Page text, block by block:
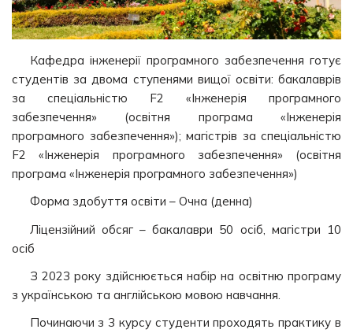
Кафедра інженерії програмного забезпечення готує
студентів за двома ступенями вищої освіти: бакалаврів
за спеціальністю F2 «Інженерія програмного
забезпечення» (освітня програма «Інженерія
програмного забезпечення»); магістрів за спеціальністю
F2 «Інженерія програмного забезпечення» (освітня
програма «Інженерія програмного забезпечення»)
Форма здобуття освіти – Очна (денна)
Ліцензійний обсяг – бакалаври 50 осіб, магістри 10
осіб
З 2023 року здійснюється набір на освітню програму
з українською та англійською мовою навчання.
Починаючи з 3 курсу студенти проходять практику в